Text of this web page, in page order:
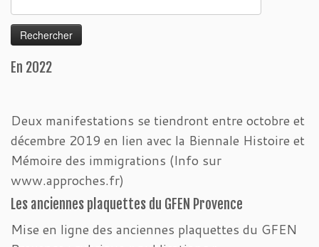
En 2022
Deux manifestations se tiendront entre octobre et
décembre 2019 en lien avec la Biennale Histoire et
Mémoire des immigrations (Info sur
www.approches.fr)
Les anciennes plaquettes du GFEN Provence
Mise en ligne des anciennes plaquettes du GFEN